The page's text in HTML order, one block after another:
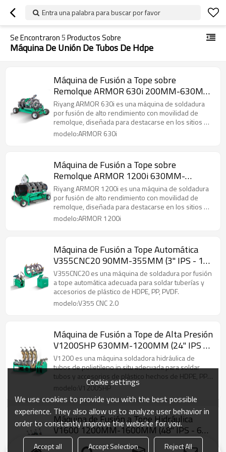
Entra una palabra para buscar por favor
Se Encontraron5Productos Sobre
Máquina De Unión De Tubos De Hdpe
Máquina de Fusión a Tope sobre
Remolque ARMOR 630i 200MM-630MM
(8" IPS - 24" IPS)
Riyang ARMOR 630i es una máquina de soldadura
por fusión de alto rendimiento con movilidad de
remolque, diseñada para destacarse en los sitios de
construcción.
modelo:ARMOR 630i
Máquina de Fusión a Tope sobre
Remolque ARMOR 1200i 630MM-
1200MM (24" IPS - 48" IPS)
Riyang ARMOR 1200i es una máquina de soldadura
por fusión de alto rendimiento con movilidad de
remolque, diseñada para destacarse en los sitios de
construcción.
modelo:ARMOR 1200i
Máquina de Fusión a Tope Automática
V355CNC20 90MM-355MM (3" IPS - 14"
IPS)
V355CNC20 es una máquina de soldadura por fusión
a tope automática adecuada para soldar tuberías y
accesorios de plástico de HDPE, PP, PVDF.
modelo:V355 CNC 2.0
Máquina de Fusión a Tope de Alta Presión
V1200SHP 630MM-1200MM (24" IPS -
48" IPS)
V1200 es una máquina soldadora hidráulica de
tubos de polietileno in situ adecuada para soldar
tubos y accesorios de plástico hechos de HDPE, PP y
PVDF.
modelo:V1200SHP
Máquina de Fusión a Tope Hidráulica
V1600 1200MM-1600MM (48" IPS - 63"
IPS)
V1600 es una máquina soldadora hidráulica de
Cookie settings
We use cookies to provide you with the best possible
experience. They also allow us to analyze user behavior in
order to constantly improve the website for you.
Accept all Accept Selection Reject All